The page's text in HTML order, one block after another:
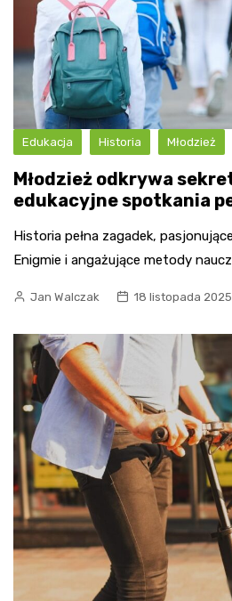
Edukacja Historia Młodzież
Młodzież odkrywa
edukacyjne spotkania
Historia pełna zagadek,
Enigmie i angażujące metody
Jan Walczak 18 listopada 2025